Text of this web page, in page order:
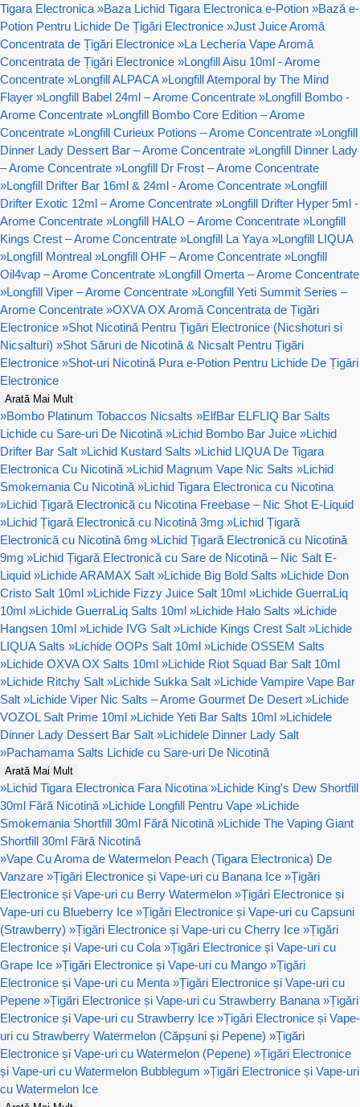
Tigara Electronica »Baza Lichid Tigara Electronica e-Potion »Bază e-
Potion Pentru Lichide De Țigări Electronice »Just Juice Aromă
Concentrata de Țigări Electronice »La Lechería Vape Aromă
Concentrata de Țigări Electronice »Longfill Aisu 10ml - Arome
Concentrate »Longfill ALPACA »Longfill Atemporal by The Mind
Flayer »Longfill Babel 24ml – Arome Concentrate »Longfill Bombo -
Arome Concentrate »Longfill Bombo Core Edition – Arome
Concentrate »Longfill Curieux Potions – Arome Concentrate »Longfill
Dinner Lady Dessert Bar – Arome Concentrate »Longfill Dinner Lady
– Arome Concentrate »Longfill Dr Frost – Arome Concentrate
»Longfill Drifter Bar 16ml & 24ml - Arome Concentrate »Longfill
Drifter Exotic 12ml – Arome Concentrate »Longfill Drifter Hyper 5ml -
Arome Concentrate »Longfill HALO – Arome Concentrate »Longfill
Kings Crest – Arome Concentrate »Longfill La Yaya »Longfill LIQUA
»Longfill Montreal »Longfill OHF – Arome Concentrate »Longfill
Oil4vap – Arome Concentrate »Longfill Omerta – Arome Concentrate
»Longfill Viper – Arome Concentrate »Longfill Yeti Summit Series –
Arome Concentrate »OXVA OX Aromă Concentrata de Țigări
Electronice »Shot Nicotină Pentru Țigări Electronice (Nicshoturi si
Nicsalturi) »Shot Săruri de Nicotină & Nicsalt Pentru Țigări
Electronice »Shot-uri Nicotină Pura e-Potion Pentru Lichide De Țigări
Electronice
Arată Mai Mult
»Bombo Platinum Tobaccos Nicsalts »ElfBar ELFLIQ Bar Salts
Lichide cu Sare-uri De Nicotină »Lichid Bombo Bar Juice »Lichid
Drifter Bar Salt »Lichid Kustard Salts »Lichid LIQUA De Tigara
Electronica Cu Nicotină »Lichid Magnum Vape Nic Salts »Lichid
Smokemania Cu Nicotină »Lichid Tigara Electronica cu Nicotina
»Lichid Țigară Electronică cu Nicotina Freebase – Nic Shot E-Liquid
»Lichid Țigară Electronică cu Nicotină 3mg »Lichid Țigară
Electronică cu Nicotină 6mg »Lichid Țigară Electronică cu Nicotină
9mg »Lichid Țigară Electronică cu Sare de Nicotină – Nic Salt E-
Liquid »Lichide ARAMAX Salt »Lichide Big Bold Salts »Lichide Don
Cristo Salt 10ml »Lichide Fizzy Juice Salt 10ml »Lichide GuerraLiq
10ml »Lichide GuerraLiq Salts 10ml »Lichide Halo Salts »Lichide
Hangsen 10ml »Lichide IVG Salt »Lichide Kings Crest Salt »Lichide
LIQUA Salts »Lichide OOPs Salt 10ml »Lichide OSSEM Salts
»Lichide OXVA OX Salts 10ml »Lichide Riot Squad Bar Salt 10ml
»Lichide Ritchy Salt »Lichide Sukka Salt »Lichide Vampire Vape Bar
Salt »Lichide Viper Nic Salts – Arome Gourmet De Desert »Lichide
VOZOL Salt Prime 10ml »Lichide Yeti Bar Salts 10ml »Lichidele
Dinner Lady Dessert Bar Salt »Lichidele Dinner Lady Salt
»Pachamama Salts Lichide cu Sare-uri De Nicotină
Arată Mai Mult
»Lichid Tigara Electronica Fara Nicotina »Lichide King's Dew Shortfill
30ml Fără Nicotină »Lichide Longfill Pentru Vape »Lichide
Smokemania Shortfill 30ml Fără Nicotină »Lichide The Vaping Giant
Shortfill 30ml Fără Nicotină
»Vape Cu Aroma de Watermelon Peach (Tigara Electronica) De
Vanzare »Țigări Electronice și Vape-uri cu Banana Ice »Țigări
Electronice și Vape-uri cu Berry Watermelon »Țigări Electronice și
Vape-uri cu Blueberry Ice »Țigări Electronice și Vape-uri cu Capsuni
(Strawberry) »Țigări Electronice și Vape-uri cu Cherry Ice »Țigări
Electronice și Vape-uri cu Cola »Țigări Electronice și Vape-uri cu
Grape Ice »Țigări Electronice și Vape-uri cu Mango »Țigări
Electronice și Vape-uri cu Menta »Țigări Electronice și Vape-uri cu
Pepene »Țigări Electronice și Vape-uri cu Strawberry Banana »Țigări
Electronice și Vape-uri cu Strawberry Ice »Țigări Electronice și Vape-
uri cu Strawberry Watermelon (Căpșuni și Pepene) »Țigări
Electronice și Vape-uri cu Watermelon (Pepene) »Țigări Electronice
și Vape-uri cu Watermelon Bubblegum »Țigări Electronice și Vape-uri
cu Watermelon Ice